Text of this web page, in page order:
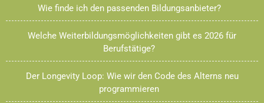
Wie finde ich den passenden Bildungsanbieter?
Welche Weiterbildungsmöglichkeiten gibt es 2026 für
Berufstätige?
Der Longevity Loop: Wie wir den Code des Alterns neu
programmieren